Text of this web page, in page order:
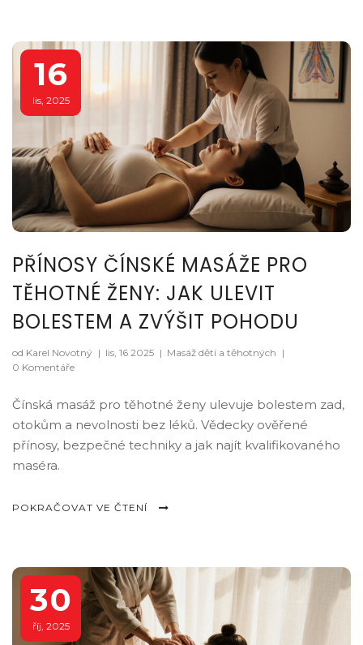
16
lis, 2025
PŘÍNOSY ČÍNSKÉ MASÁŽE PRO
TĚHOTNÉ ŽENY: JAK ULEVIT
BOLESTEM A ZVÝŠIT POHODU
od Karel Novotný | lis, 16 2025 | Masáž dětí a těhotných |
0 Komentáře
Čínská masáž pro těhotné ženy ulevuje bolestem zad,
otokům a nevolnosti bez léků. Vědecky ověřené
přínosy, bezpečné techniky a jak najít kvalifikovaného
maséra.
POKRAČOVAT VE ČTENÍ
30
říj, 2025